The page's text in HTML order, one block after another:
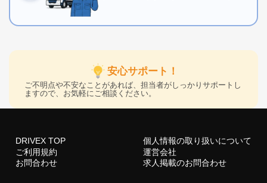
安心サポート！
ご不明点や不安なことがあれば、担当者がしっかりサポートし
ますので、お気軽にご相談ください。
DRIVEX TOP
個人情報の取り扱いについて
ご利用規約
運営会社
お問合わせ
求人掲載のお問合わせ